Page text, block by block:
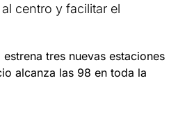
centro y facilitar el
estrena tres nuevas estaciones
alcanza las 98 en toda la